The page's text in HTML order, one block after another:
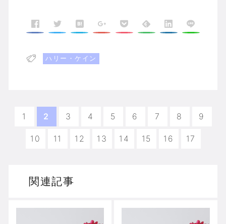
ハリー・ケイン
1 2 3 4 5 6 7 8 9
10 11 12 13 14 15 16 17
関連記事